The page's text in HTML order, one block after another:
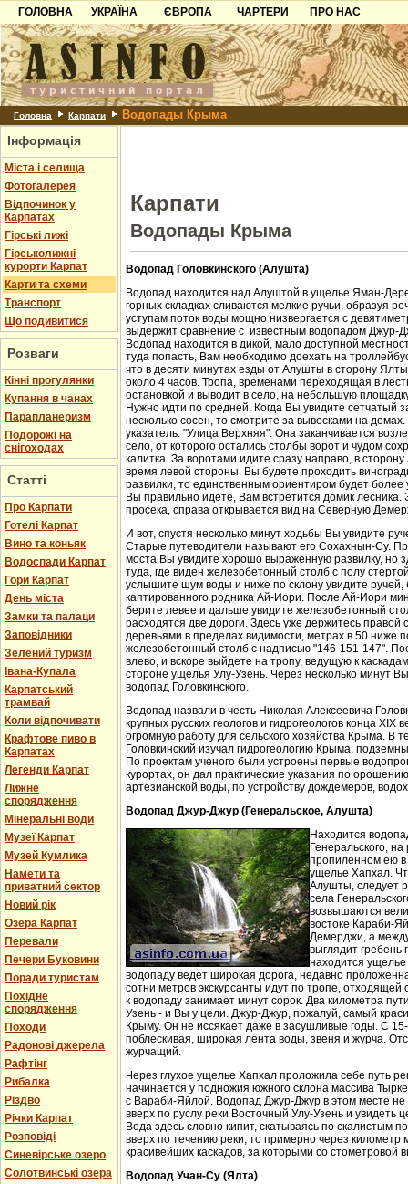
ГОЛОВНА
УКРАЇНА
Карпати
Азов
Причорноморря
Шацьк
ЄВРОПА
Чорногорія
Хорватія
Болгарія
Албанія
ЧАРТЕРИ
ПРО НАС
Контакти
Партнерам
Додати готель
Головна Карпати Водопады Крыма
Інформація
Міста і селища
Фотогалерея
Відпочинок у
Карпатах
Гірські лижі
Гірськолижні
курорти Карпат
Карти та схеми
Транспорт
Що подивитися
Розваги
Кінні прогулянки
Купання в чанах
Парапланеризм
Подорожі на
снігоходах
Статті
Про Карпати
Готелі Карпат
Вино та коньяк
Водоспади Карпат
Гори Карпат
День міста
Замки та палаци
Заповідники
Зелений туризм
Івана-Купала
Карпатський
трамвай
Коли відпочивати
Крафтове пиво в
Карпатах
Легенди Карпат
Лижне
спорядження
Мінеральні води
Музеї Карпат
Музей Кумлика
Намети та
приватний сектор
Новий рік
Озера Карпат
Перевали
Печери Буковини
Поради туристам
Похідне
спорядження
Походи
Радонові джерела
Рафтінг
Рибалка
Різдво
Річки Карпат
Розповіді
Синевірське озеро
Солотвинські озера
Карпати
Водопады Крыма
Водопад Головкинского (Алушта)
Водопад находится над Алуштой в ущелье Яман-
горных складках сливаются мелкие ручьи, образуя
уступам поток воды мощно низвергается с
выдержит сравнение с известным водопадом Джур-
Водопад находится в дикой, мало доступной
туда попасть, Вам необходимо доехать на
что в десяти минутах езды от Алушты в сторону
около 4 часов. Тропа, временами переходящая в
остановкой и выводит в село, на небольшую
Нужно идти по средней. Когда Вы увидите сетчатый
несколько сосен, то смотрите за вывесками на
указатель: "Улица Верхняя". Она заканчивается
село, от которого остались столбы ворот и чудом
калитка. За воротами идите сразу направо, в
время левой стороны. Вы будете проходить
развилки, то единственным ориентиром будет более
Вы правильно идете, Вам встретится домик лесника.
просека, справа открывается вид на Северную
И вот, спустя несколько минут ходьбы Вы увидите
Старые путеводители называют его Сохахнын-Су.
моста Вы увидите хорошо выраженную развилку, но
туда, где виден железобетонный столб с полу
услышите шум воды и ниже по склону увидите
каптированного родника Ай-Иори. После Ай-Иори
берите левее и дальше увидите железобетонный
расходятся две дороги. Здесь уже держитесь правой
деревьями в пределах видимости, метрах в 50 ниже
железобетонный столб с надписью "146-151-147".
влево, и вскоре выйдете на тропу, ведущую к
стороне ущелья Улу-Узень. Через несколько минут
водопад Головкинского.
Водопад назвали в честь Николая Алексеевича
крупных русских геологов и гидрогеологов конца XIX
огромную работу для сельского хозяйства Крыма. В
Головкинский изучал гидрогеологию Крыма,
По проектам ученого были устроены первые
курортах, он дал практические указания по
артезианской воды, по устройству дождемеров,
Водопад Джур-Джур (Генеральское, Алушта)
Находится
Генеральского,
пропиленном ею в
ущелье Хапхал.
Алушты, следует
села
возвышаются
востоке Караби-
Демерджи, а
выглядит гребень
находится
водопаду ведет широкая дорога, недавно
сотни метров экскурсанты идут по тропе, отходящей
к водопаду занимает минут сорок. Два километра
Узень - и Вы у цели. Джур-Джур, пожалуй, самый
Крыму. Он не иссякает даже в засушливые годы. С
поблескивая, широкая лента воды, звеня и журча.
журчащий.
Через глухое ущелье Хапхал проложила себе путь
начинается у подножия южного склона массива
с Вараби-Яйлой. Водопад Джур-Джур в этом месте
вверх по руслу реки Восточный Улу-Узень и увидеть
Вода здесь словно кипит, скатываясь по скалистым
вверх по течению реки, то примерно через километр
красивейших каскадов, за которыми со стометровой
Водопад Учан-Су (Ялта)